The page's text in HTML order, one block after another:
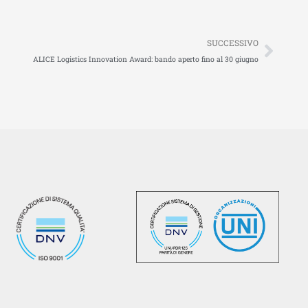
SUCCESSIVO
ALICE Logistics Innovation Award: bando aperto fino al 30 giugno